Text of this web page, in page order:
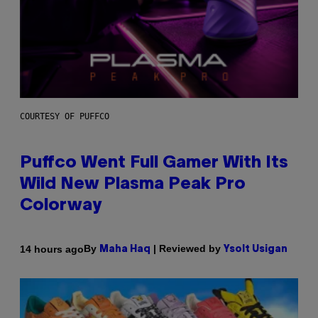
COURTESY OF PUFFCO
Puffco Went Full Gamer With Its
Wild New Plasma Peak Pro
Colorway
14 hours agoBy Maha Haq | Reviewed by Ysolt Usigan